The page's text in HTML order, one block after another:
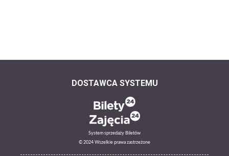
DOSTAWCA SYSTEMU
System sprzedaży Biletów
© 2024 Wszelkie prawa zastrzeżone